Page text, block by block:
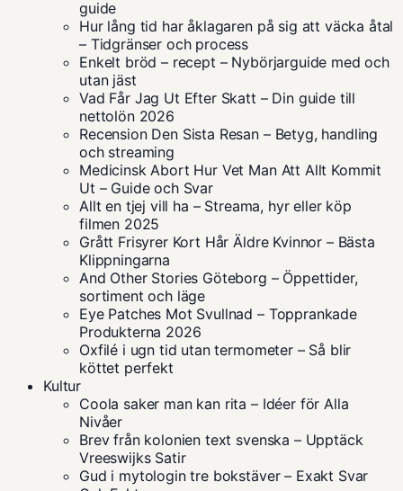
guide
Hur lång tid har åklagaren på sig att väcka åtal
– Tidgränser och process
Enkelt bröd – recept – Nybörjarguide med och
utan jäst
Vad Får Jag Ut Efter Skatt – Din guide till
nettolön 2026
Recension Den Sista Resan – Betyg, handling
och streaming
Medicinsk Abort Hur Vet Man Att Allt Kommit
Ut – Guide och Svar
Allt en tjej vill ha – Streama, hyr eller köp
filmen 2025
Grått Frisyrer Kort Hår Äldre Kvinnor – Bästa
Klippningarna
And Other Stories Göteborg – Öppettider,
sortiment och läge
Eye Patches Mot Svullnad – Topprankade
Produkterna 2026
Oxfilé i ugn tid utan termometer – Så blir
köttet perfekt
Kultur
Coola saker man kan rita – Idéer för Alla
Nivåer
Brev från kolonien text svenska – Upptäck
Vreeswijks Satir
Gud i mytologin tre bokstäver – Exakt Svar